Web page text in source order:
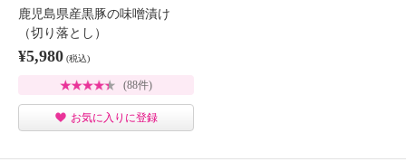
鹿児島県産黒豚の味噌漬け
（切り落とし）
¥5,980 (税込)
(88件)
お気に入りに登録